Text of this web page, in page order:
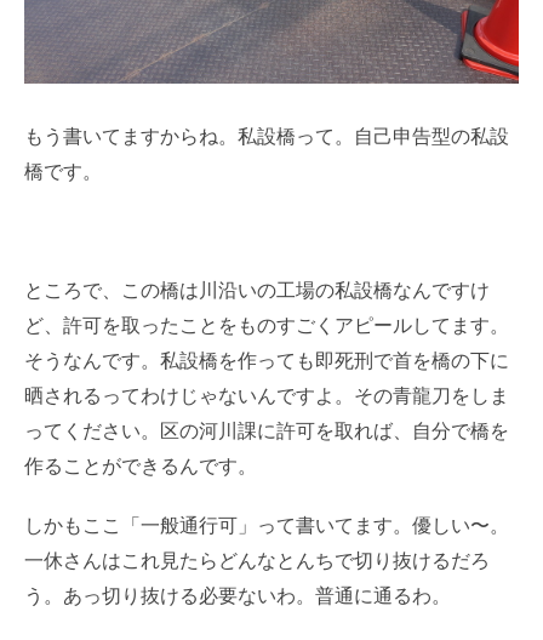
もう書いてますからね。私設橋って。自己申告型の私設
橋です。
ところで、この橋は川沿いの工場の私設橋なんですけ
ど、許可を取ったことをものすごくアピールしてます。
そうなんです。私設橋を作っても即死刑で首を橋の下に
晒されるってわけじゃないんですよ。その青龍刀をしま
ってください。区の河川課に許可を取れば、自分で橋を
作ることができるんです。
しかもここ「一般通行可」って書いてます。優しい〜。
一休さんはこれ見たらどんなとんちで切り抜けるだろ
う。あっ切り抜ける必要ないわ。普通に通るわ。